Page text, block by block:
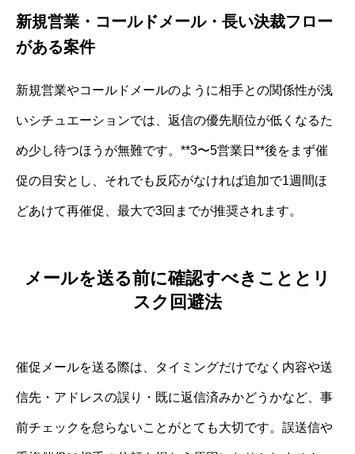
新規営業・コールドメール・長い決裁フロー
がある案件
新規営業やコールドメールのように相手との関係性が浅
いシチュエーションでは、返信の優先順位が低くなるた
め少し待つほうが無難です。**3〜5営業日**後をまず催
促の目安とし、それでも反応がなければ追加で1週間ほ
どあけて再催促、最大で3回までが推奨されます。
メールを送る前に確認すべきこととリ
スク回避法
催促メールを送る際は、タイミングだけでなく内容や送
信先・アドレスの誤り・既に返信済みかどうかなど、事
前チェックを怠らないことがとても大切です。誤送信や